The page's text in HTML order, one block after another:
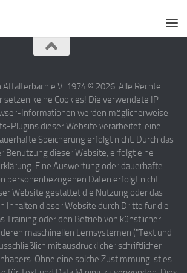
e.V. 1974 © 2026. Alle Rechte
setzen keine Cookies! Die verwendete IP-
Informationen werden möglicherweise
Plugins dieser Website verarbeitet, eine
Speicherung erfolgt nicht. Durch das
Benutzung dieser Website, erfolgt eine
Eine Auswertung oder dauerhafte
personenbezogenen Daten erfolgt nicht.
Website gestattet die Nutzung oder das
Inhalten dieser Website durch Dritte für die
Training oder den Betrieb von künstlicher
maschinellen Lernsystemen ("Text und
mit ausdrücklicher schriftlicher
Ohne eine solche Zustimmung ist es